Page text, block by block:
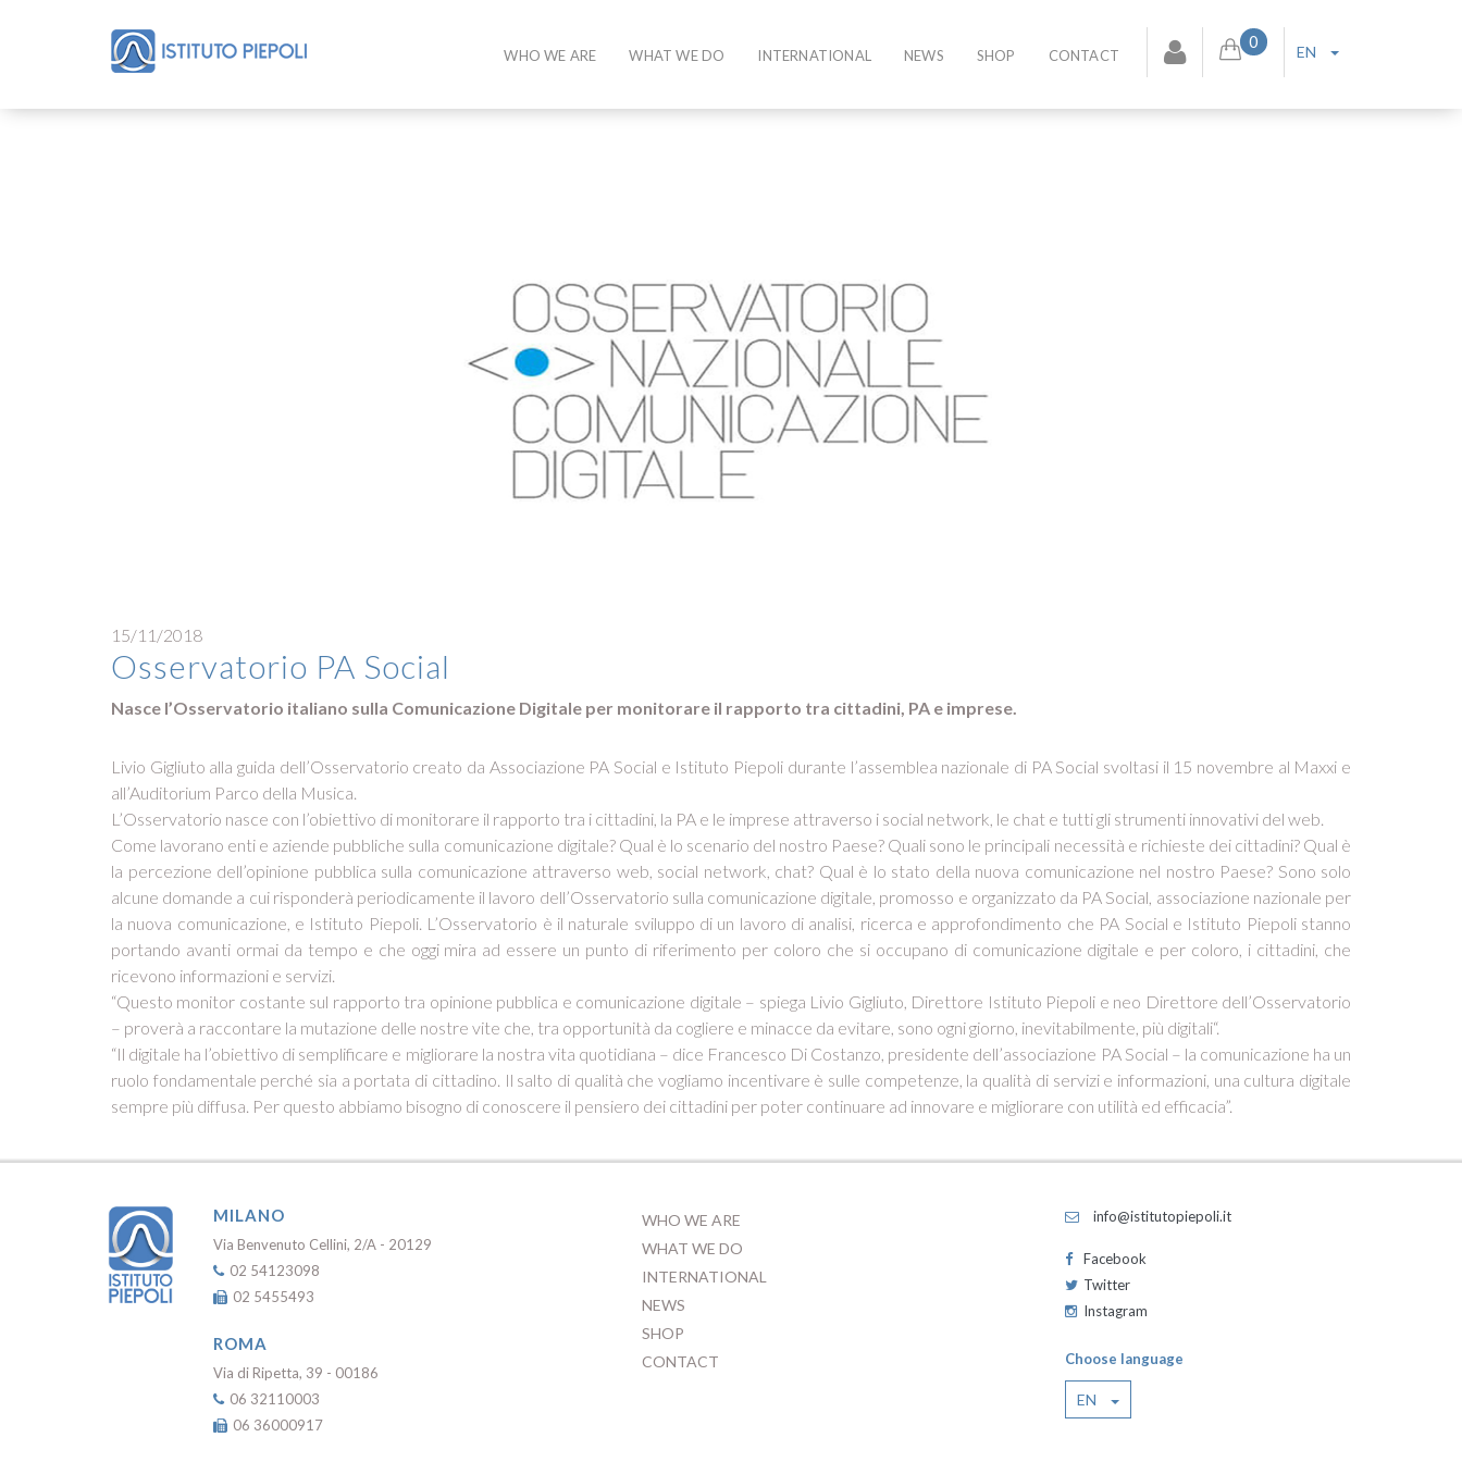
WHO WE ARE WHAT WE DO INTERNATIONAL NEWS SHOP CONTACT
0
EN
15/11/2018
Osservatorio PA Social
Nasce l’Osservatorio italiano sulla Comunicazione Digitale per monitorare il rapporto tra cittadini, PA e imprese.
Livio Gigliuto alla guida dell’Osservatorio creato da Associazione PA Social e Istituto Piepoli durante l’assemblea nazionale di PA Social svoltasi il 15 novembre al Maxxi e
all’Auditorium Parco della Musica.
L’Osservatorio nasce con l’obiettivo di monitorare il rapporto tra i cittadini, la PA e le imprese attraverso i social network, le chat e tutti gli strumenti innovativi del web.
Come lavorano enti e aziende pubbliche sulla comunicazione digitale? Qual è lo scenario del nostro Paese? Quali sono le principali necessità e richieste dei cittadini? Qual è
la percezione dell’opinione pubblica sulla comunicazione attraverso web, social network, chat? Qual è lo stato della nuova comunicazione nel nostro Paese? Sono solo
alcune domande a cui risponderà periodicamente il lavoro dell’Osservatorio sulla comunicazione digitale, promosso e organizzato da PA Social, associazione nazionale per
la nuova comunicazione, e Istituto Piepoli. L’Osservatorio è il naturale sviluppo di un lavoro di analisi, ricerca e approfondimento che PA Social e Istituto Piepoli stanno
portando avanti ormai da tempo e che oggi mira ad essere un punto di riferimento per coloro che si occupano di comunicazione digitale e per coloro, i cittadini, che
ricevono informazioni e servizi.
“Questo monitor costante sul rapporto tra opinione pubblica e comunicazione digitale – spiega Livio Gigliuto, Direttore Istituto Piepoli e neo Direttore dell’Osservatorio
– proverà a raccontare la mutazione delle nostre vite che, tra opportunità da cogliere e minacce da evitare, sono ogni giorno, inevitabilmente, più digitali“.
“Il digitale ha l’obiettivo di semplificare e migliorare la nostra vita quotidiana – dice Francesco Di Costanzo, presidente dell’associazione PA Social – la comunicazione ha un
ruolo fondamentale perché sia a portata di cittadino. Il salto di qualità che vogliamo incentivare è sulle competenze, la qualità di servizi e informazioni, una cultura digitale
sempre più diffusa. Per questo abbiamo bisogno di conoscere il pensiero dei cittadini per poter continuare ad innovare e migliorare con utilità ed efficacia”.
MILANO
Via Benvenuto Cellini, 2/A - 20129
02 54123098
02 5455493
ROMA
Via di Ripetta, 39 - 00186
06 32110003
06 36000917
WHO WE ARE
WHAT WE DO
INTERNATIONAL
NEWS
SHOP
CONTACT
info@istitutopiepoli.it
Facebook
Twitter
Instagram
Choose language
EN